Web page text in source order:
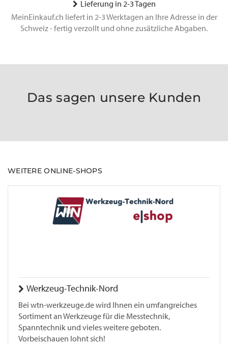
Lieferung in 2-3 Tagen
MeinEinkauf.ch liefert in 2-3 Werktagen an Ihre Adresse in der
Schweiz - fertig verzollt und ohne zusätzliche Abgaben.
Das sagen unsere Kunden
WEITERE ONLINE-SHOPS
Werkzeug-Technik-Nord
Bei wtn-werkzeuge.de wird Ihnen ein umfangreiches
Sortiment an Werkzeuge für die Messtechnik,
Spanntechnik und vieles weitere geboten.
Vorbeischauen lohnt sich!